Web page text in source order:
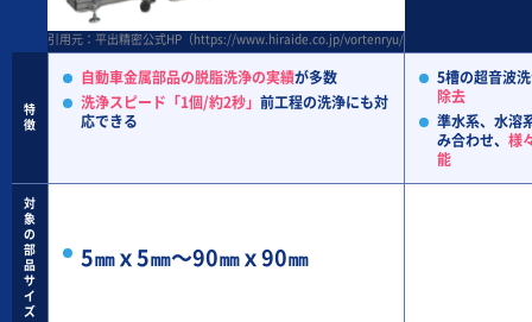
引用元：平出精密公式HP（https://www.hiraide.co.jp/vortenryu/index.html）
特
徴
自動車金属部品の脱脂洗浄の実績が多数
洗浄スピード「1個/約2秒」 前工程の洗浄にも対
応できる
5槽の超音波
除去
準水系、水溶
み合わせ、 様
能
対
象
の
部
品
サ
イ
ズ
5㎜ｘ5㎜～90㎜ｘ90㎜